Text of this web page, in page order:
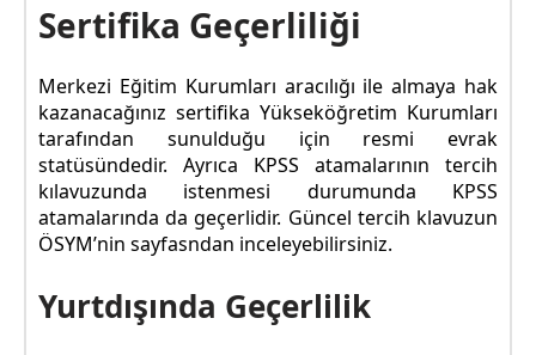
Sertifika Geçerliliği
Merkezi Eğitim Kurumları aracılığı ile almaya hak
kazanacağınız sertifika Yükseköğretim Kurumları
tarafından sunulduğu için resmi evrak
statüsündedir. Ayrıca KPSS atamalarının tercih
kılavuzunda istenmesi durumunda KPSS
atamalarında da geçerlidir. Güncel tercih klavuzun
ÖSYM’nin sayfasndan inceleyebilirsiniz.
Yurtdışında Geçerlilik